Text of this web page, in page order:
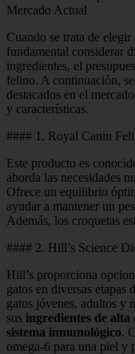
Mercado Actual
Cuando se trata de
fundamental considerar
ingredientes, el
felino. A continuación,
destacados en el
y características.
#### 1. Royal Canin
Este producto es
aborda las necesidades
Ofrece un equilibrio
ayudar a mantener un
Además, los croquetas
#### 2. Hill’s Science
Hill’s proporciona
gatos en diversas
gatos jóvenes, adultos y
sus ingredientes de alta
sistema inmunológico.
omega-6 para una piel y